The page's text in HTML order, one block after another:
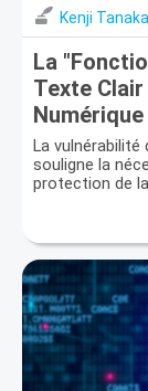
Kenji Tanaka
La
Texte Clair
La
souligne la
protection de